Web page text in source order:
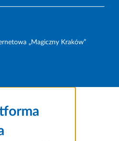
„Magiczny Kraków”